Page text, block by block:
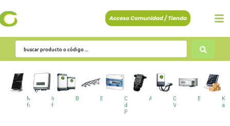
Módulos
fotovoltaicos
Inversores
fotovoltaicos
Baterías EstructurasCuadros
de
Protecciones
AccesoriosCargadores
VE
BESS